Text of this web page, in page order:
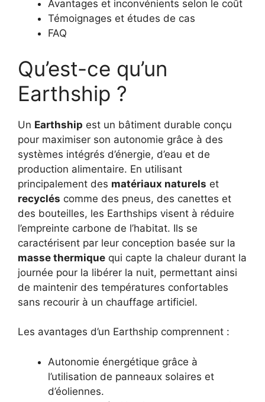
Avantages et inconvénients selon le coût
Témoignages et études de cas
FAQ
Qu’est-ce qu’un
Earthship ?
Un Earthship est un bâtiment durable conçu
pour maximiser son autonomie grâce à des
systèmes intégrés d’énergie, d’eau et de
production alimentaire. En utilisant
principalement des matériaux naturels et
recyclés comme des pneus, des canettes et
des bouteilles, les Earthships visent à réduire
l’empreinte carbone de l’habitat. Ils se
caractérisent par leur conception basée sur la
masse thermique qui capte la chaleur durant la
journée pour la libérer la nuit, permettant ainsi
de maintenir des températures confortables
sans recourir à un chauffage artificiel.
Les avantages d’un Earthship comprennent :
Autonomie énergétique grâce à
l’utilisation de panneaux solaires et
d’éoliennes.